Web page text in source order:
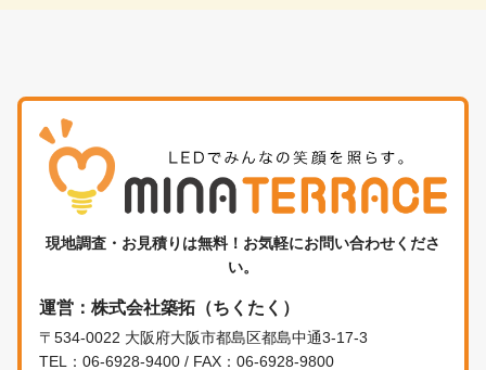
現地調査・お見積りは無料！お気軽にお問い合わせくださ
い。
運営：株式会社築拓（ちくたく）
〒534-0022 大阪府大阪市都島区都島中通3-17-3
TEL：06-6928-9400 / FAX：06-6928-9800